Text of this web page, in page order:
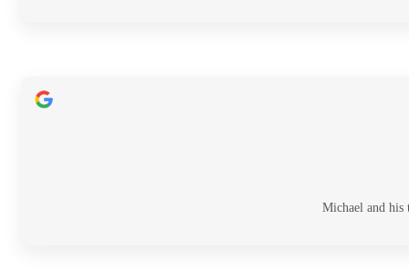
Michael and his